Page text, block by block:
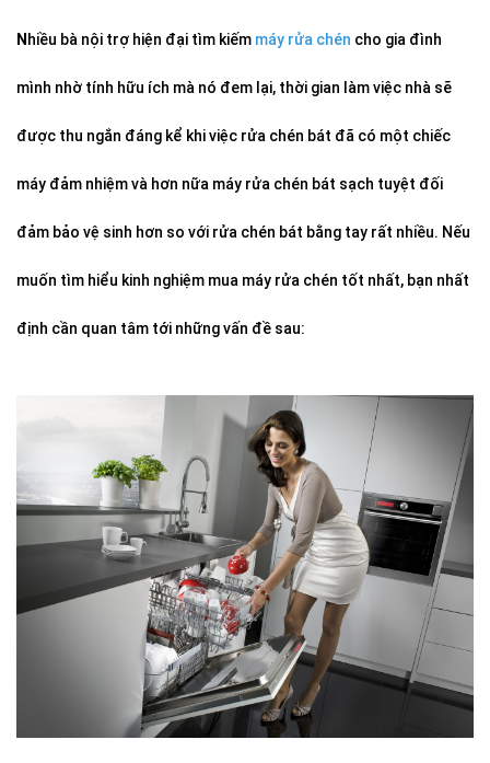
N hiều bà nội trợ hiện đại tìm kiếm máy rửa chén cho gia đình
mình nhờ tính hữu ích mà nó đem lại, thời gian làm việc nhà sẽ
được thu ngắn đáng kể khi việc rửa chén bát đã có một chiếc
máy đảm nhiệm và hơn nữa máy rửa chén bát sạch tuyệt đối
đảm bảo vệ sinh hơn so với rửa chén bát bằng tay rất nhiều. Nếu
muốn tìm hiểu kinh nghiệm mua máy rửa chén tốt nhất, bạn nhất
định cần quan tâm tới những vấn đề sau: